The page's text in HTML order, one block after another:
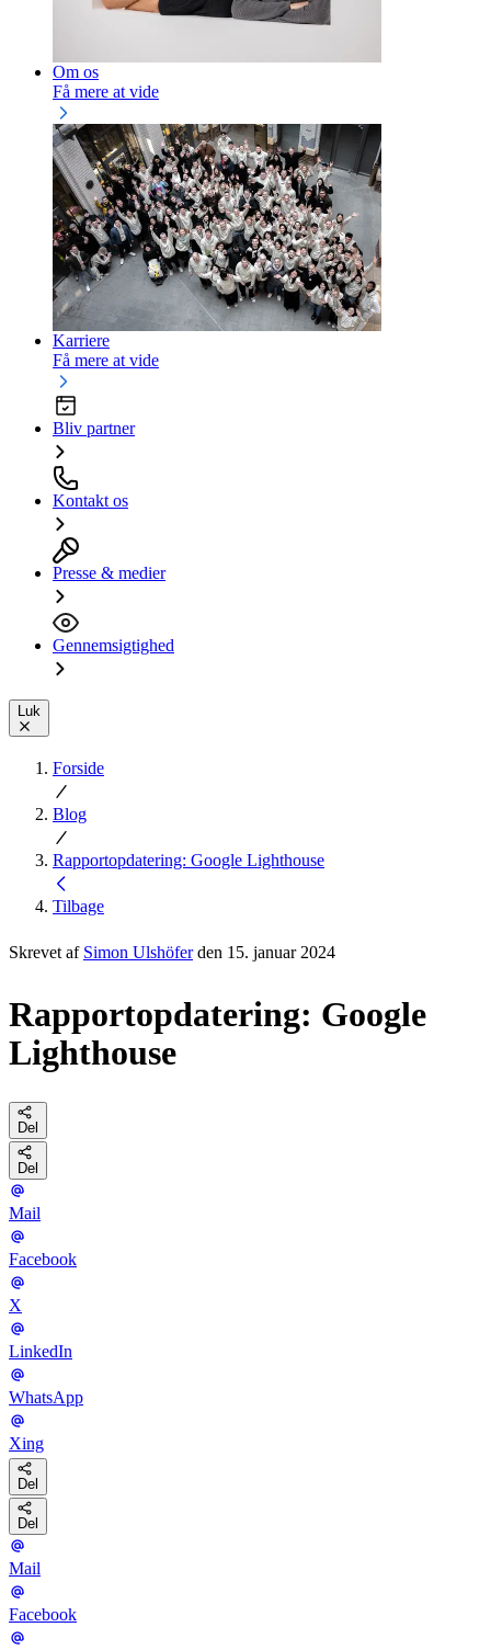
Om os
Få mere at vide
Karriere
Få mere at vide
Bliv partner
Kontakt os
Presse & medier
Gennemsigtighed
Luk
Forside
Blog
Rapportopdatering: Google Lighthouse
Tilbage
Skrevet af Simon Ulshöferden 15. januar 2024
Rapportopdatering: Google
Lighthouse
Del
Del
Mail
Facebook
X
LinkedIn
WhatsApp
Xing
Del
Del
Mail
Facebook